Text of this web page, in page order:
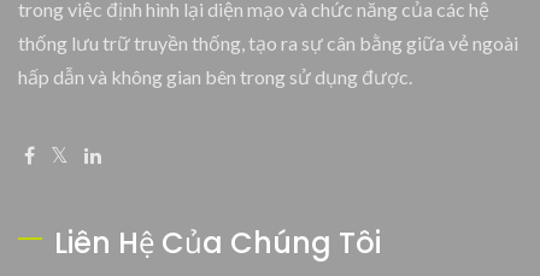
trong việc định hình lại diện mạo và chức năng của các hệ
thống lưu trữ truyền thống, tạo ra sự cân bằng giữa vẻ ngoài
hấp dẫn và không gian bên trong sử dụng được.
Liên Hệ Của Chúng Tôi